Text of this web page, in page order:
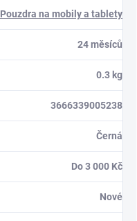
Pouzdra na mobily a tablety
24 měsíců
0.3 kg
3666339005238
Černá
Do 3 000 Kč
Nové